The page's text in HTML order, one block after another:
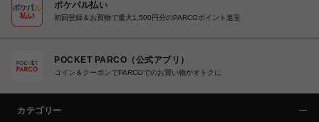
ポケパル払い
初回登録＆お買物で最大1,500円分のPARCOポイント進呈
POCKET PARCO（公式アプリ）
コイン＆クーポンでPARCOでのお買い物がオトクに
カテゴリー